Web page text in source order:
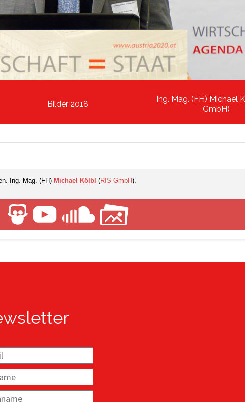
Bilder 2018
Ing. Mag. (FH) Michael
GmbH)
Ing. Mag. (FH) Michael Kölbl (RIS GmbH).